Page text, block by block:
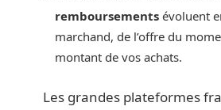
remboursements évoluent
marchand, de l’offre du
montant de vos achats.
Les grandes plateformes